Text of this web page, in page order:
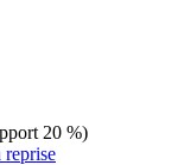
20 %)
reprise